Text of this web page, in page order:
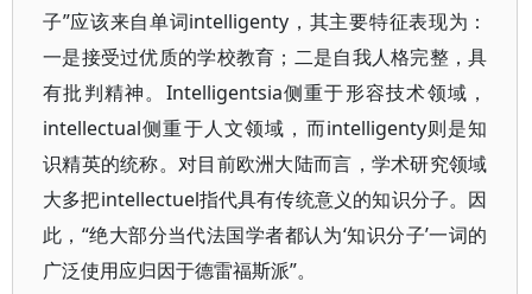
子”应该来自单词intelligenty，其主要特征表现为：
一是接受过优质的学校教育；二是自我人格完整，具
有批判精神。Intelligentsia侧重于形容技术领域，
intellectual侧重于人文领域，而intelligenty则是知
识精英的统称。对目前欧洲大陆而言，学术研究领域
大多把intellectuel指代具有传统意义的知识分子。因
此，“绝大部分当代法国学者都认为‘知识分子’一词的
广泛使用应归因于德雷福斯派”。